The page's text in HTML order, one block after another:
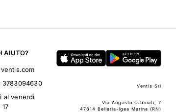
AIUTO?
3783094630
al venerdì
Ventis Srl
Via Augusto Urbinati, 7
47814 Bellaria-Igea Marina (RN)